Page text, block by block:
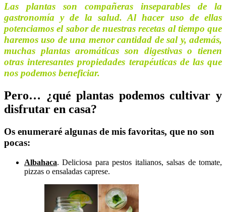
Las plantas son compañeras inseparables de la
gastronomía y de la salud. Al hacer uso de ellas
potenciamos el sabor de nuestras recetas al tiempo que
haremos uso de una menor cantidad de sal y, además,
muchas plantas aromáticas son digestivas o tienen
otras interesantes propiedades terapéuticas de las que
nos podemos beneficiar.
Pero… ¿qué plantas podemos cultivar y
disfrutar en casa?
Os enumeraré algunas de mis favoritas, que no son
pocas:
Albahaca. Deliciosa para pestos italianos, salsas de tomate,
pizzas o ensaladas caprese.